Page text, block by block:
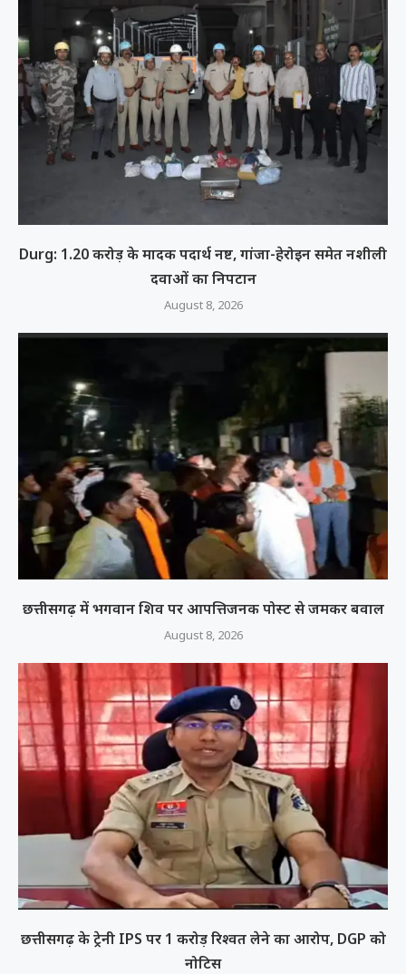
Durg: 1.20 करोड़ के मादक पदार्थ नष्ट, गांजा-हेरोइन समेत नशीली
दवाओं का निपटान
August 8, 2026
छत्तीसगढ़ में भगवान शिव पर आपत्तिजनक पोस्ट से जमकर बवाल
August 8, 2026
छत्तीसगढ़ के ट्रेनी IPS पर 1 करोड़ रिश्वत लेने का आरोप, DGP को
नोटिस